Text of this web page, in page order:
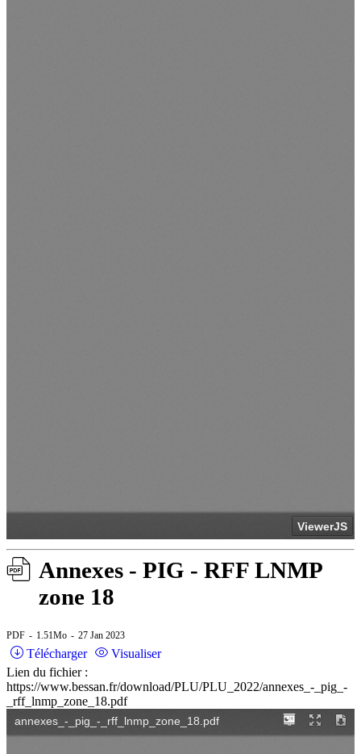
Annexes - PIG - RFF LNMP
zone 18
PDF 1.51Mo 27 Jan 2023
Télécharger
Visualiser
Lien du fichier :
https://www.bessan.fr/download/PLU/PLU_2022/annexes_-_pig_-
_rff_lnmp_zone_18.pdf